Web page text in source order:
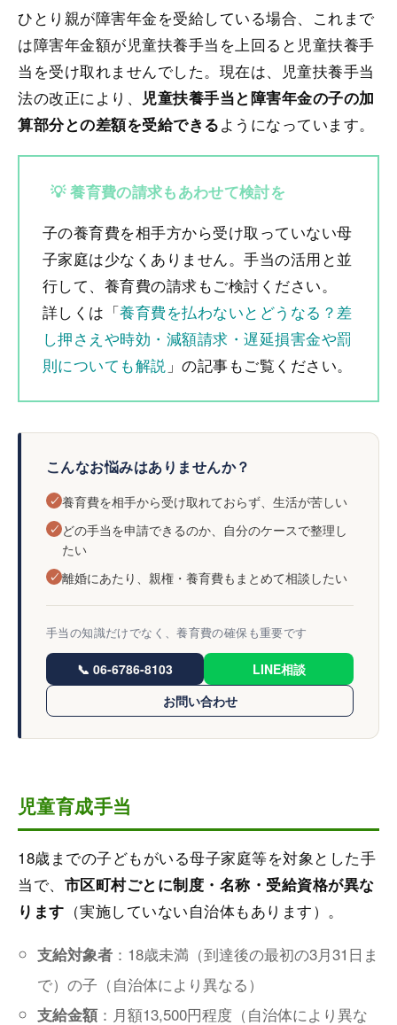
ひとり親が障害年金を受給している場合、これまで
は障害年金額が児童扶養手当を上回ると児童扶養手
当を受け取れませんでした。現在は、児童扶養手当
法の改正により、
児童扶養手当と障害年金の子の加
算部分との差額を受給できるようになっています。
💡 養育費の請求もあわせて検討を
子の養育費を相手方から受け取っていない母
子家庭は少なくありません。手当の活用と並
行して、養育費の請求もご検討ください。
詳しくは「養育費を払わないとどうなる？差
し押さえや時効・減額請求・遅延損害金や罰
則についても解説 」の記事もご覧ください。
こんなお悩みはありませんか？
✓ 養育費を相手から受け取れておらず、生活が苦しい
✓ どの手当を申請できるのか、自分のケースで整理し
たい
✓ 離婚にあたり、親権・養育費もまとめて相談したい
手当の知識だけでなく、養育費の確保も重要です
📞 06-6786-8103
LINE相談
お問い合わせ
児童育成手当
18歳までの子どもがいる母子家庭等を対象とした手
当で、 市区町村ごとに制度・名称・受給資格が異な
ります （実施していない自治体もあります）。
支給対象者 ：18歳未満（到達後の最初の3月31日ま
で）の子（自治体により異なる）
支給金額：月額13,500円程度（自治体により異な